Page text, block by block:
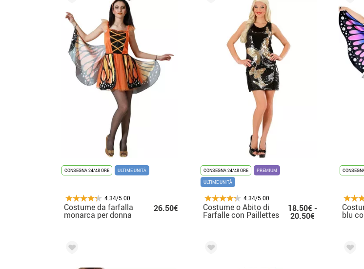
CONSEGNA 24/48 ORE ULTIME UNITÀ
4.34/5.00
Costume da farfalla
monarca per donna
26.50€
CONSEGNA 24/48 ORE
PREMIUM
ULTIME UNITÀ
4.34/5.00
Costume o Abito di
Farfalle con Paillettes
18.50€ -
20.50€ blu